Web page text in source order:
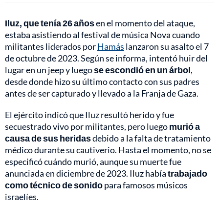
Iluz, que tenía 26 añosen el momento del ataque,
estaba asistiendo al festival de música Nova cuando
militantes liderados porHamás lanzaron su asalto el 7
de octubre de 2023. Según se informa, intentó huir del
lugar en un jeep y luegose escondió en un árbol,
desde donde hizo su último contacto con sus padres
antes de ser capturado y llevado a la Franja de Gaza.
El ejército indicó que Iluz resultó herido y fue
secuestrado vivo por militantes, pero luegomurió a
causa de sus heridasdebido a la falta de tratamiento
médico durante su cautiverio. Hasta el momento, no se
especificó cuándo murió, aunque su muerte fue
anunciada en diciembre de 2023. Iluz habíatrabajado
como técnico de sonidopara famosos músicos
israelíes.